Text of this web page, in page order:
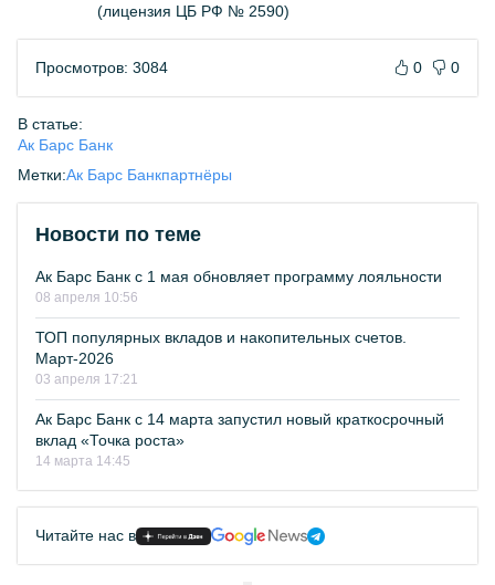
(лицензия ЦБ РФ № 2590)
Просмотров: 3084 0 0
В статье:
Ак Барс Банк
Метки:Ак Барс Банкпартнёры
Новости по теме
Ак Барс Банк с 1 мая обновляет программу лояльности
08 апреля 10:56
ТОП популярных вкладов и накопительных счетов.
Март-2026
03 апреля 17:21
Ак Барс Банк с 14 марта запустил новый краткосрочный
вклад «Точка роста»
14 марта 14:45
Читайте нас в